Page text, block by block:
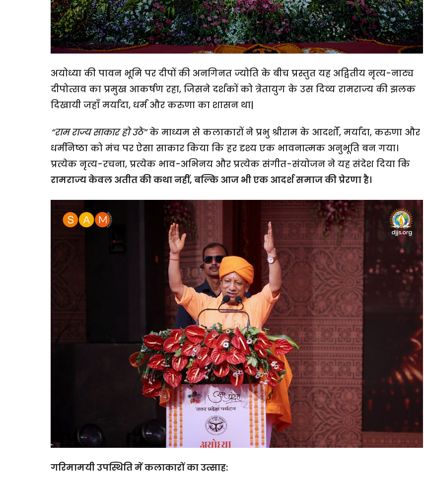
अयोध्या की पावन भूमि पर दीपों की अनगिनत ज्योति के बीच प्रस्तुत यह अद्वितीय नृत्य-नाट्य
दीपोत्सव का प्रमुख आकर्षण रहा, जिसने दर्शकों को त्रेतायुग के उस दिव्य रामराज्य की झलक
दिखायी जहाँ मर्यादा, धर्म और करुणा का शासन था|
“राम राज्य साकार हो उठे”के माध्यम से कलाकारों ने प्रभु श्रीराम के आदर्शों, मर्यादा, करुणा और
धर्मनिष्ठा को मंच पर ऐसा साकार किया कि हर दृश्य एक भावनात्मक अनुभूति बन गया।
प्रत्येक नृत्य-रचना, प्रत्येक भाव-अभिनय और प्रत्येक संगीत-संयोजन ने यह संदेश दिया कि
रामराज्य केवल अतीत की कथा नहीं, बल्कि आज भी एक आदर्श समाज की प्रेरणा है।
गरिमामयी उपस्थिति में कलाकारों का उत्साह: